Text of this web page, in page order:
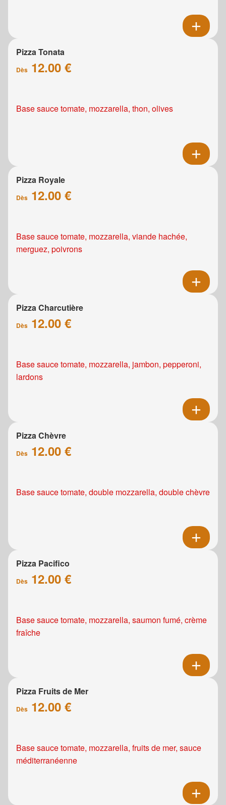
Pizza Tonata
Dès 12.00 €
Base sauce tomate, mozzarella, thon, olives
Pizza Royale
Dès 12.00 €
Base sauce tomate, mozzarella, viande hachée,
merguez, poivrons
Pizza Charcutière
Dès 12.00 €
Base sauce tomate, mozzarella, jambon, pepperoni,
lardons
Pizza Chèvre
Dès 12.00 €
Base sauce tomate, double mozzarella, double chèvre
Pizza Pacifico
Dès 12.00 €
Base sauce tomate, mozzarella, saumon fumé, crème
fraîche
Pizza Fruits de Mer
Dès 12.00 €
Base sauce tomate, mozzarella, fruits de mer, sauce
méditerranéenne